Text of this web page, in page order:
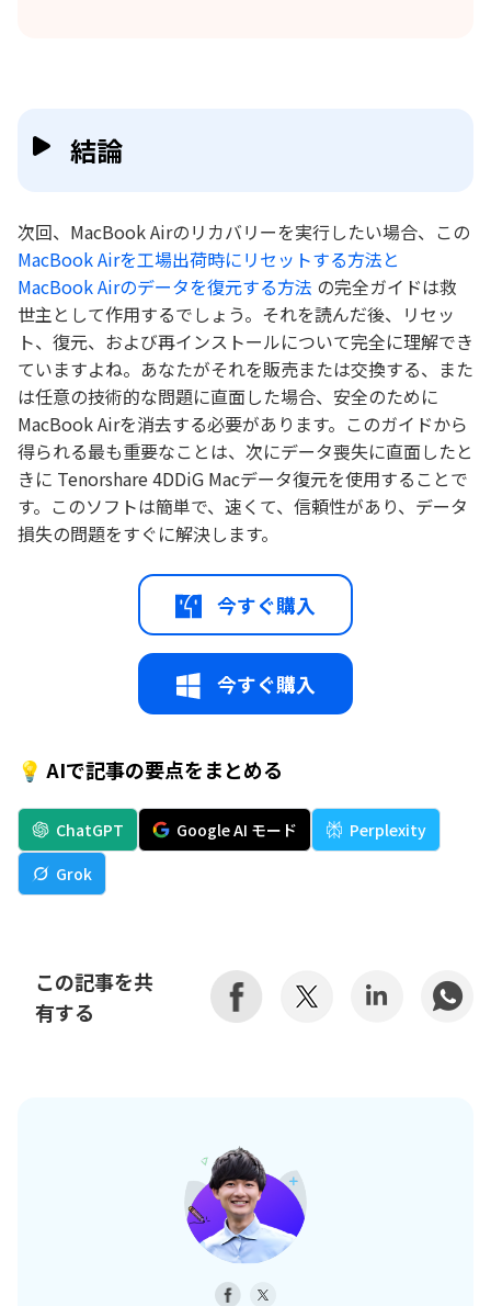
結論
次回、MacBook Airのリカバリーを実行したい場合、この
MacBook Airを工場出荷時にリセットする方法と
MacBook Airのデータを復元する方法 の完全ガイドは救
世主として作用するでしょう。それを読んだ後、リセッ
ト、復元、および再インストールについて完全に理解でき
ていますよね。あなたがそれを販売または交換する、また
は任意の技術的な問題に直面した場合、安全のために
MacBook Airを消去する必要があります。このガイドから
得られる最も重要なことは、次にデータ喪失に直面したと
きに Tenorshare 4DDiG Macデータ復元を使用することで
す。このソフトは簡単で、速くて、信頼性があり、データ
損失の問題をすぐに解決します。
今すぐ購入
今すぐ購入
💡 AIで記事の要点をまとめる
ChatGPT Google AI モード
Perplexity
Grok
この記事を共
有する